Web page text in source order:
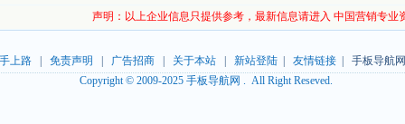
声明：以上企业信息只提供参考，最新信息请进入 中国营销专业
上路| 免责声明 广告招商| 关于本站| 新站登陆| 友情链接| 手板导航
Copyright © 2009-2025 手板导航网 . All Right Reseved.